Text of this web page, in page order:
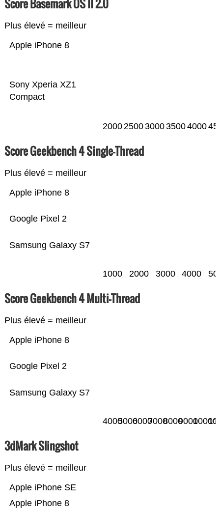
Score Basemark OS II 2.0
Plus élevé = meilleur
Sony Xperia XZ1
Compact
Apple iPhone 8
20002500300035004000
Score Geekbench 4 Single-Thread
Plus élevé = meilleur
Samsung Galaxy S7
Google Pixel 2
Apple iPhone 8
1000 2000 3000 4000
Score Geekbench 4 Multi-Thread
Plus élevé = meilleur
Samsung Galaxy S7
Google Pixel 2
Apple iPhone 8
40005000600070008000900010000
3dMark Slingshot
Plus élevé = meilleur
Apple iPhone 8
Apple iPhone SE